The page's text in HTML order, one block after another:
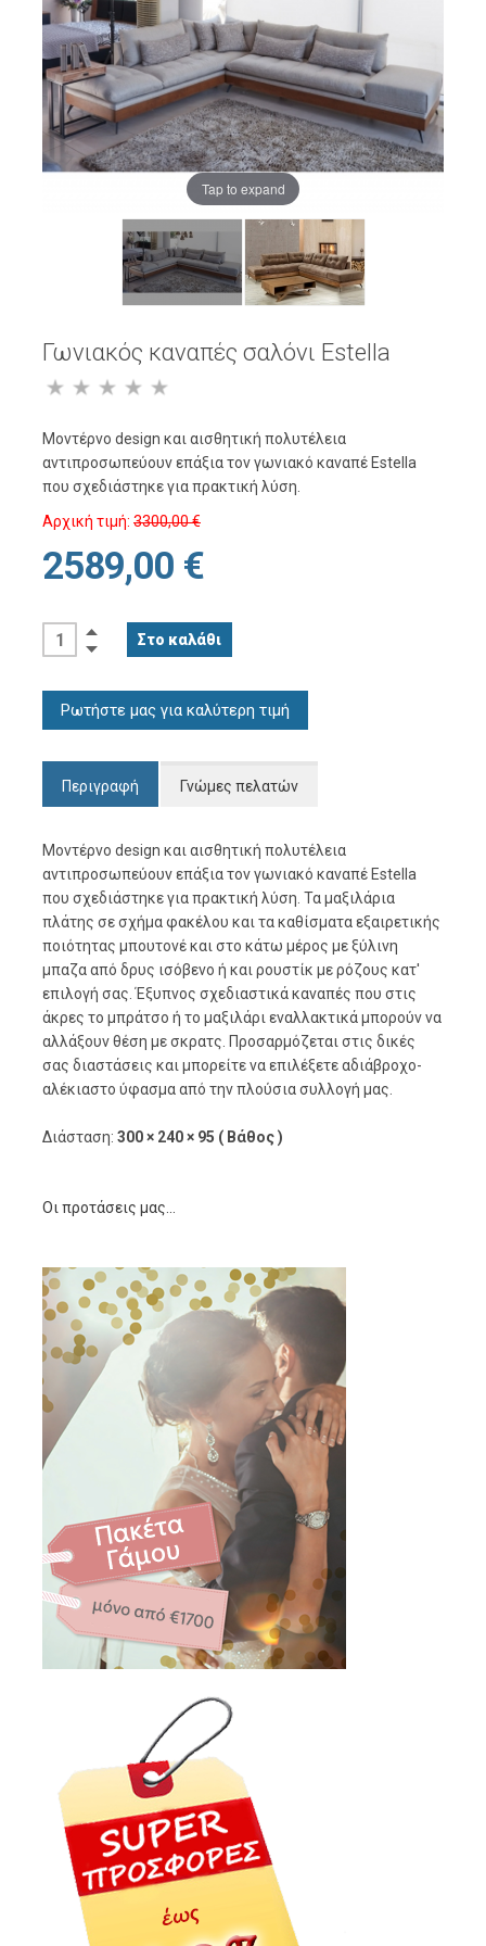
Tap to expand
Γωνιακός καναπές σαλόνι Estella
Μοντέρνο design και αισθητική πολυτέλεια
αντιπροσωπεύουν επάξια τον γωνιακό καναπέ Estella
που σχεδιάστηκε για πρακτική λύση.
Αρχική τιμή: 3300,00 €
2589,00 €
Ρωτήστε μας για καλύτερη τιμή
Περιγραφή Γνώμες πελατών
Μοντέρνο design και αισθητική πολυτέλεια
αντιπροσωπεύουν επάξια τον γωνιακό καναπέ Estella
που σχεδιάστηκε για πρακτική λύση. Τα μαξιλάρια
πλάτης σε σχήμα φακέλου και τα καθίσματα εξαιρετικής
ποιότητας μπουτονέ και στο κάτω μέρος με ξύλινη
μπαζα από δρυς ισόβενο ή και ρουστίκ με ρόζους κατ'
επιλογή σας. Έξυπνος σχεδιαστικά καναπές που στις
άκρες το μπράτσο ή το μαξιλάρι εναλλακτικά μπορούν να
αλλάξουν θέση με σκρατς. Προσαρμόζεται στις δικές
σας διαστάσεις και μπορείτε να επιλέξετε αδιάβροχο-
αλέκιαστο ύφασμα από την πλούσια συλλογή μας.
Διάσταση: 300 × 240 × 95 ( Βάθος )
Οι προτάσεις μας...